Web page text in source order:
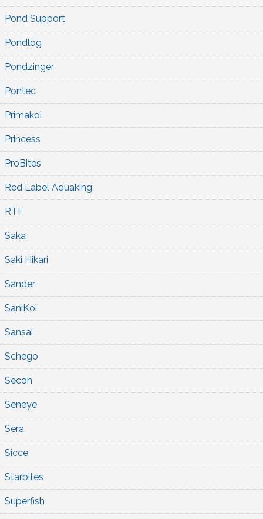
Pond Support
Pondlog
Pondzinger
Pontec
Primakoi
Princess
ProBites
Red Label Aquaking
RTF
Saka
Saki Hikari
Sander
SaniKoi
Sansai
Schego
Secoh
Seneye
Sera
Sicce
Starbites
Superfish